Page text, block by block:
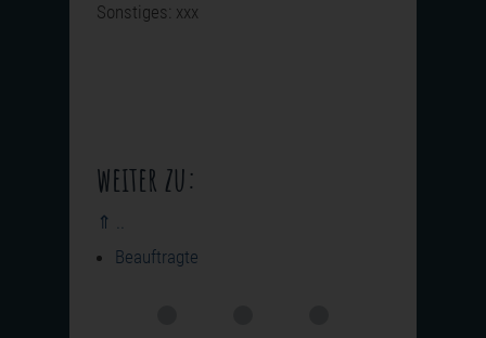
Sonstiges: xxx
weiter zu:
⇑ ..
Beauftragte